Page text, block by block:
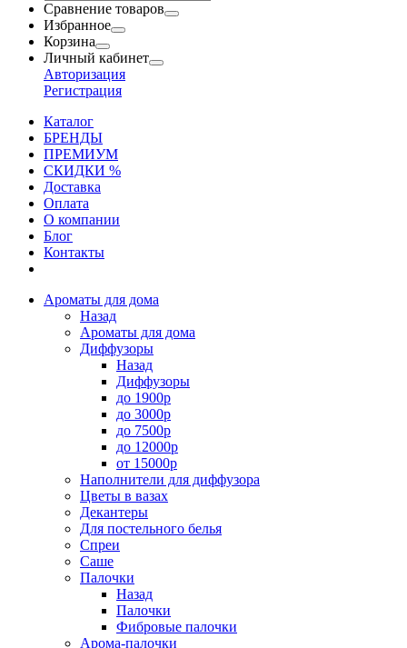
Сравнение товаров
Избранное
Корзина
Личный кабинет
Авторизация
Регистрация
Каталог
БРЕНДЫ
ПРЕМИУМ
СКИДКИ %
Доставка
Оплата
О компании
Блог
Контакты
Ароматы для дома
Назад
Ароматы для дома
Диффузоры
Назад
Диффузоры
до 1900р
до 3000р
до 7500р
до 12000р
от 15000р
Наполнители для диффузора
Цветы в вазах
Декантеры
Для постельного белья
Спреи
Саше
Палочки
Назад
Палочки
Фибровые палочки
Арома-палочки